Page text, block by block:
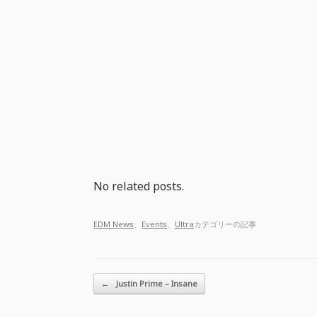
No related posts.
EDM News Events Ultraカテゴリーの記事
投稿ナビゲーション
← Justin Prime – Insane